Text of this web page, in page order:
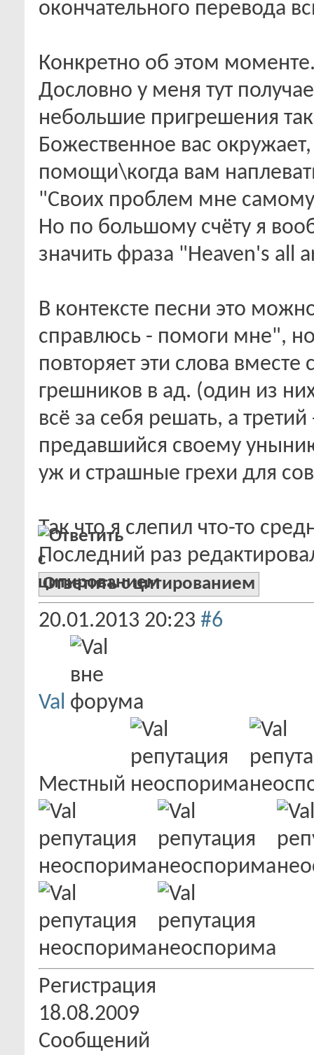
окончательного перевода
Конкретно об этом
Дословно у меня тут
небольшие пригрешения
Божественное вас
помощи\когда вам
"Своих проблем мне
Но по большому счёту я
значить фраза "Heaven's all
В контексте песни это
справлюсь - помоги мне",
повторяет эти слова вместе
грешников в ад. (один из
всё за себя решать, а
предавшийся своему унынию
уж и страшные грехи для
Так что я слепил что-то
Последний раз
Ответить с цитированием
20.01.2013 20:23 #6
Val
Местный
Регистрация
18.08.2009
Сообщений